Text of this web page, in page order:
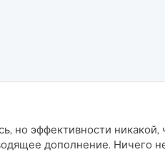
но эффективности
дополнение. Ничего